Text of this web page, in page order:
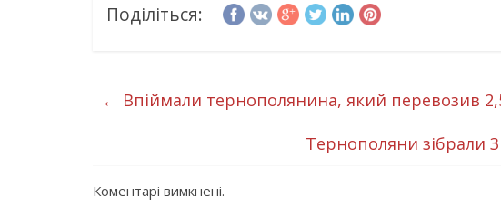
Поділіться:
← Впіймали тернополянина, який перевозив
Тернополяни зібрали 3
Коментарі вимкнені.